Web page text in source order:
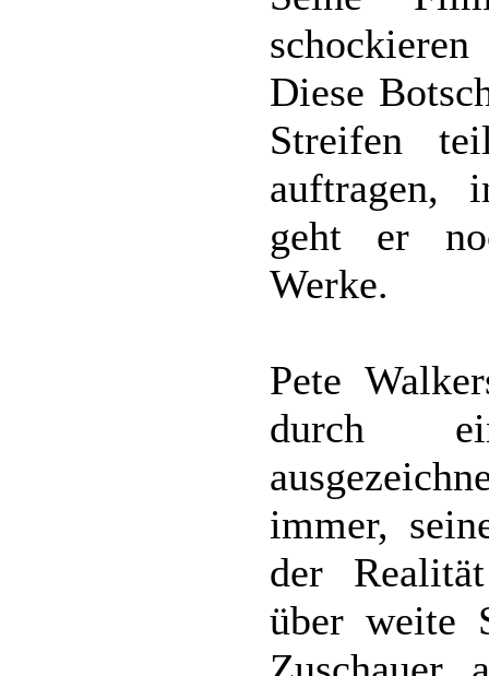
Diese
Streifen
auftragen,
geht er
Werke.
Pete
durch
immer,
der
über weite